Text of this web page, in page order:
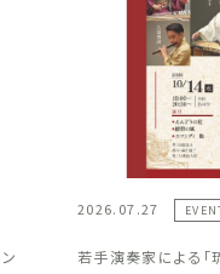
2026.07.27
若手演奏家による